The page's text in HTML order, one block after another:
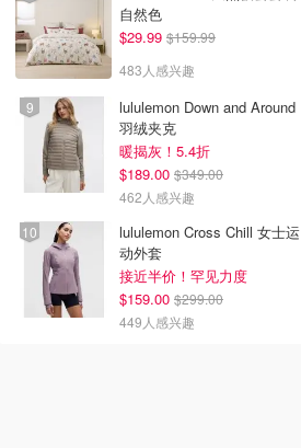
自然色
$29.99 $159.99
483人感兴趣
lululemon Down and Around
羽绒夹克
暖揭灰！5.4折
$189.00 $349.00
462人感兴趣
lululemon Cross Chill 女士运
动外套
接近半价！罕见力度
$159.00 $299.00
449人感兴趣